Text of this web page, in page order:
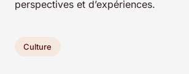
perspectives et d’expériences.
Culture